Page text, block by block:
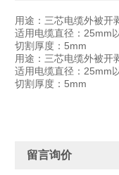
用途：三芯电缆外被开
适用电缆直径：25mm
切割厚度：5mm
用途：三芯电缆外被开
适用电缆直径：25mm
切割厚度：5mm
留言询价